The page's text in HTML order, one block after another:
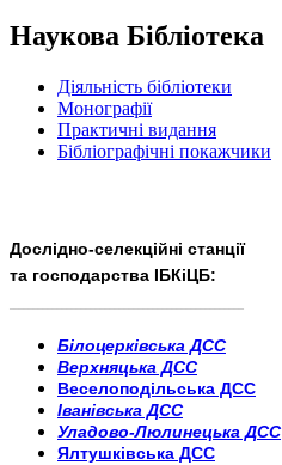
Наукова Бібліотека
Діяльність бібліотеки
Монографії
Практичні видання
Бібліографічні покажчики
Дослідно-селекційні станції
та господарства ІБКіЦБ:
Білоцерківська ДСС
Верхняцька ДСС
Веселоподільська ДСС
Іванівська ДСС
Уладово-Люлинецька ДСС
Ялтушківська ДСС